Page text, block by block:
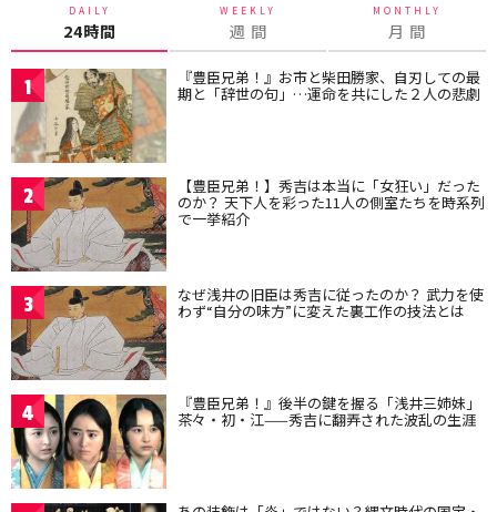
DAILY
24時間
WEEKLY
週 間
MONTHLY
月 間
1 『豊臣兄弟！』お市と柴田勝家、自刃しての最
期と「辞世の句」…運命を共にした２人の悲劇
2 【豊臣兄弟！】秀吉は本当に「女狂い」だった
のか？ 天下人を彩った11人の側室たちを時系列
で一挙紹介
3 なぜ浅井の旧臣は秀吉に従ったのか？ 武力を使
わず“自分の味方”に変えた裏工作の技法とは
4 『豊臣兄弟！』後半の鍵を握る「浅井三姉妹」
茶々・初・江——秀吉に翻弄された波乱の生涯